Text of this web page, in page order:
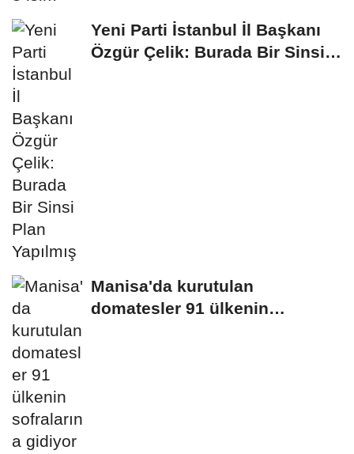
Yeni Parti İstanbul İl Başkanı
Özgür Çelik: Burada Bir Sinsi
Manisa'da kurutulan
domatesler 91 ülkenin